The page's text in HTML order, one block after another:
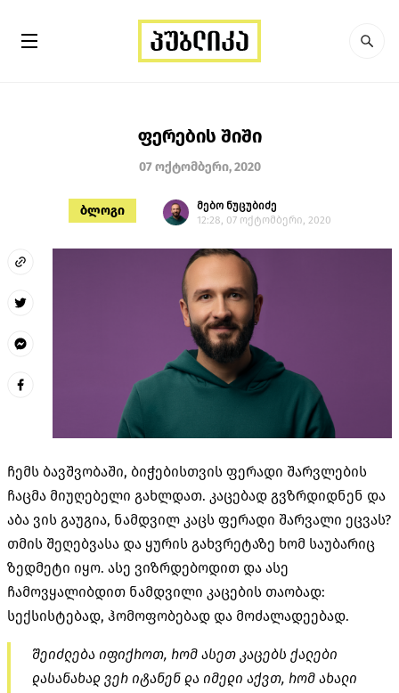
ფერების შიში
07 ოქტომბერი, 2020
ბლოგი
მებო ნუცუბიძე
12:28, 07 ოქტომბერი, 2020
ჩემს ბავშვობაში, ბიჭებისთვის ფერადი შარვლების
ჩაცმა მიუღებელი გახლდათ. კაცებად გვზრდიდნენ და
აბა ვის გაუგია, ნამდვილ კაცს ფერადი შარვალი ეცვას?
თმის შეღებვასა და ყურის გახვრეტაზე ხომ საუბარიც
ზედმეტი იყო. ასე ვიზრდებოდით და ასე
ჩამოვყალიბდით ნამდვილი კაცების თაობად:
სექსისტებად, ჰომოფობებად და მოძალადეებად.
შეიძლება იფიქროთ, რომ ასეთ კაცებს ქალები
დასანახად ვერ იტანენ და იმედი აქვთ, რომ ახალი